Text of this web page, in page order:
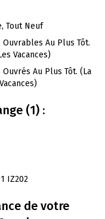
Tout Neuf
Ouvrables Au Plus Tôt.
Vacances)
Ouvrés Au Plus Tôt. (La
(1) :
IZ202
de votre